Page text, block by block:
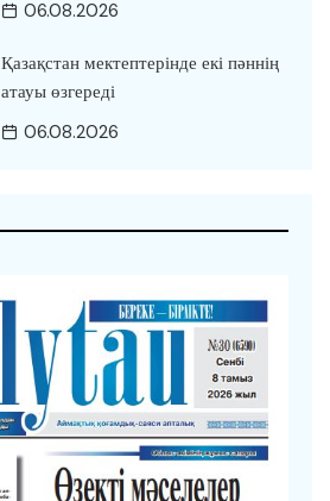
06.08.2026
Қазақстан мектептерінде екі пәннің
атауы өзгереді
06.08.2026